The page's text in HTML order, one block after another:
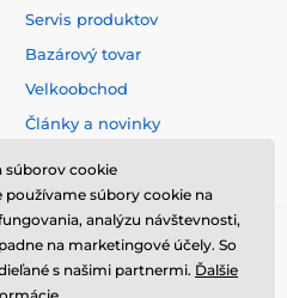
Servis produktov
Bazárový tovar
Velkoobchod
Články a novinky
súborov cookie
súbory cookie na
analýzu návštevnosti,
na marketingové účely. So
s našimi partnermi. Ďalšie